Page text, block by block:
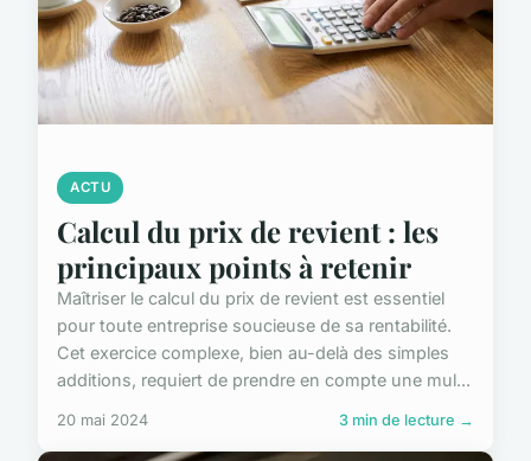
ACTU
Calcul du prix de revient : les
principaux points à retenir
Maîtriser le calcul du prix de revient est essentiel
pour toute entreprise soucieuse de sa rentabilité.
Cet exercice complexe, bien au-delà des simples
additions, requiert de prendre en compte une mul...
20 mai 2024 3 min de lecture →